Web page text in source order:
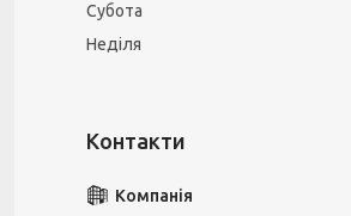
Субота
Неділя